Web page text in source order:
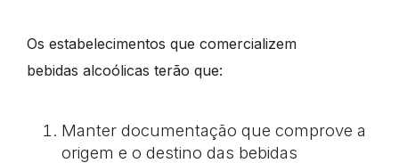
Os estabelecimentos que comercializem
bebidas alcoólicas terão que:
Manter documentação que comprove a
origem e o destino das bebidas